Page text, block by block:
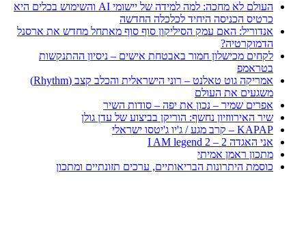
העולם לא מחכה: למה למידה של יישומי AI והשימוש בכלים היא
כרטיס הכניסה היחיד לכלכלה החדשה
אנדוריל: האם עמק הסיליקון סוף סוף מאתחל מחדש את ארסנל
הדמוקרטיה?
לקחים מכישלון חמור באבטחת אישים – ניסיון ההתנקשות
בטראמפ
אמריקה גוט טאלנט – רוני הישראלית והכלב קצב (Rhythm)
משגעים את העולם
אפרים שמיר – נכון את יפה – סודות השיר
שיר האירווזיון נחשף: הוריקן בביצוע של עדן גולן
KAPAP – קרב מגע / ג'יו ג'יטסו ישראלי
אני האגדה 2 – I AM legend 2
מתכון ראמן אמיתי
כוסמת היתרונות הבריאותיים, ערכים תזונתיים ומתכון